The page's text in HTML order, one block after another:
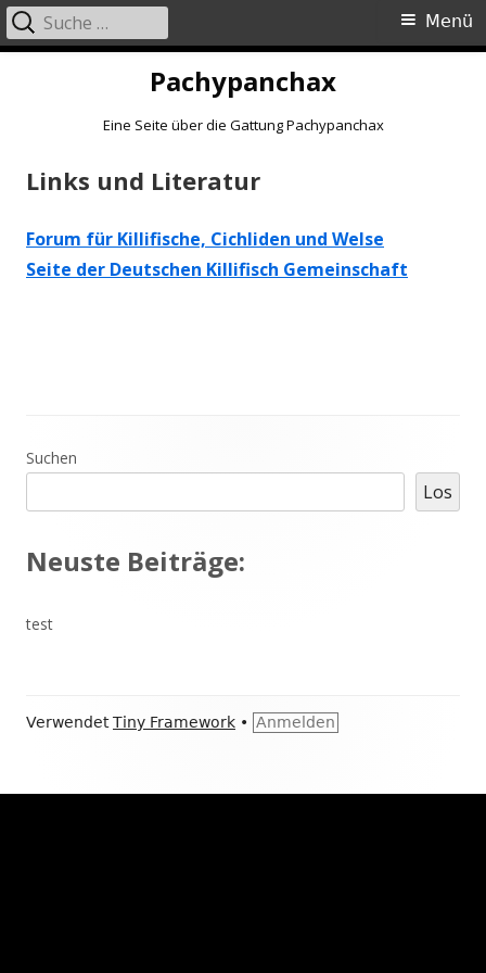
Pachypanchax
Eine Seite über die Gattung Pachypanchax
Primäres
Menü
Suche
nach:
Links und Literatur
Forum für Killifische, Cichliden und Welse
Seite der Deutschen Killifisch Gemeinschaft
Haupt-
Seitenleiste
Suchen
Los
Neuste Beiträge:
test
Footer
VerwendetTiny Framework • Anmelden